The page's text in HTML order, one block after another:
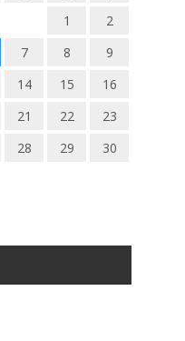
1
2
7 8
9
14 15
16
21 22
23
28 29
30